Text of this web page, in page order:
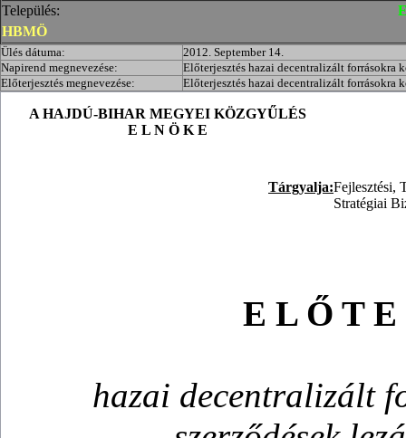
Település:
HBMÖ
Ülés dátuma:
2012. September 14.
Napirend megnevezése:
Előterjesztés hazai decentralizált forrásokra
Előterjesztés megnevezése:
Előterjesztés hazai decentralizált forrásokra